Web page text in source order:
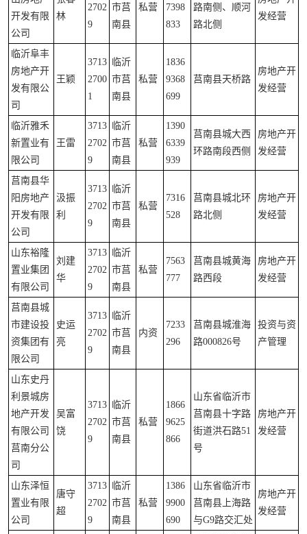
开发有限
公司
林
2702
9
市莒
南县
私营
7398
833
路南侧、顺河
路北侧
发经营
临沂阜丰
房地产开
发有限公
司
王颖
3713
2700
1
临沂
市莒
南县
私营
1836
9368
699
莒南县天桥路
房地产开
发经营
临沂雅禾
新置业有
限公司
王雷
3713
2702
9
临沂
市莒
南县
私营
1390
6339
939
莒南县城大西
环路南段西侧
房地产开
发经营
莒南县华
阳房地产
开发有限
公司
汲振
利
3713
2702
9
临沂
市莒
南县
私营
7316
528
莒南县城北环
路北侧
房地产开
发经营
山东裕隆
置业集团
有限公司
刘建
华
3713
2702
9
临沂
市莒
南县
私营
7563
777
莒南县城黄海
路西段
房地产开
发经营
莒南县城
市建设投
资集团有
限公司
史运
亮
3713
2702
9
临沂
市莒
南县
内资
7233
296
莒南县城淮海
路000826号
投资与资
产管理
山东史丹
利景城房
地产开发
有限公司
莒南分公
司
吴富
饶
3713
2702
9
临沂
市莒
南县
私营
1866
9625
866
山东省临沂市
莒南县十字路
街道洪石路51
号
房地产开
发经营
山东泽恒
置业有限
公司
唐守
超
3713
2702
9
临沂
市莒
南县
私营
1386
9900
690
山东省临沂市
莒南县上海路
与G9路交汇处
房地产开
发经营